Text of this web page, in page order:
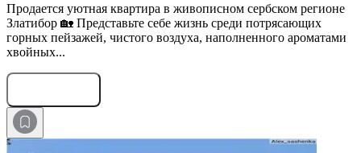
Продается уютная квартира в живописном сербском регионе
Златибор 🏡 Представьте себе жизнь среди потрясающих
горных пейзажей, чистого воздуха, наполненного ароматами
хвойных...